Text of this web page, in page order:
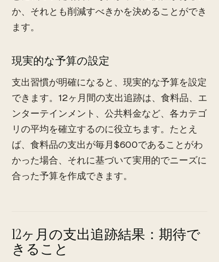
か、それとも削減すべきかを決めることができ
ます。
現実的な予算の設定
支出習慣が明確になると、現実的な予算を設定
できます。12ヶ月間の支出追跡は、食料品、エ
ンターテインメント、公共料金など、各カテゴ
リの平均を確立するのに役立ちます。たとえ
ば、食料品の支出が毎月$600であることがわ
かった場合、それに基づいて実用的でニーズに
合った予算を作成できます。
12ヶ月の支出追跡結果：期待で
きること